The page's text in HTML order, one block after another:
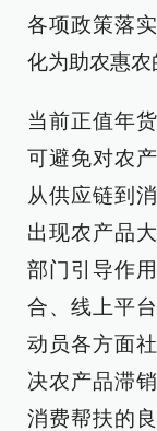
各项政策落
化为助农惠农
当前正值年
可避免对农
从供应链到
出现农产品
部门引导作
合、线上平
动员各方面
决农产品滞
消费帮扶的